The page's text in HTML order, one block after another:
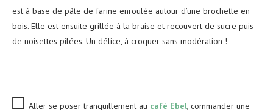
est à base de pâte de farine enroulée autour d’une brochette en
bois. Elle est ensuite grillée à la braise et recouvert de sucre puis
de noisettes pilées. Un délice, à croquer sans modération !
□ Aller se poser tranquillement au café Ebel, commander une